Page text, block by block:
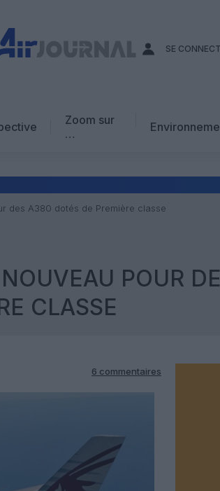
SE
Zoom sur
…
Avis d’expert
des A380 dotés de Première classe
POUR
CLASSE
6 commentaires